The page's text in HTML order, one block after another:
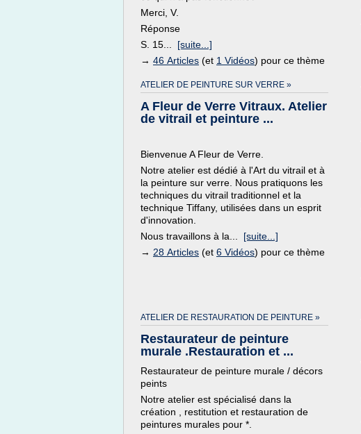
Merci, V.
Réponse
S. 15... [suite...]
→ 46 Articles (et 1 Vidéos) pour ce thème
ATELIER DE PEINTURE SUR VERRE »
A Fleur de Verre Vitraux. Atelier
de vitrail et peinture ...
Bienvenue A Fleur de Verre.
Notre atelier est dédié à l'Art du vitrail et à
la peinture sur verre. Nous pratiquons les
techniques du vitrail traditionnel et la
technique Tiffany, utilisées dans un esprit
d'innovation.
Nous travaillons à la... [suite...]
→ 28 Articles (et 6 Vidéos) pour ce thème
ATELIER DE RESTAURATION DE PEINTURE »
Restaurateur de peinture
murale .Restauration et ...
Restaurateur de peinture murale / décors
peints
Notre atelier est spécialisé dans la
création , restitution et restauration de
peintures murales pour *.